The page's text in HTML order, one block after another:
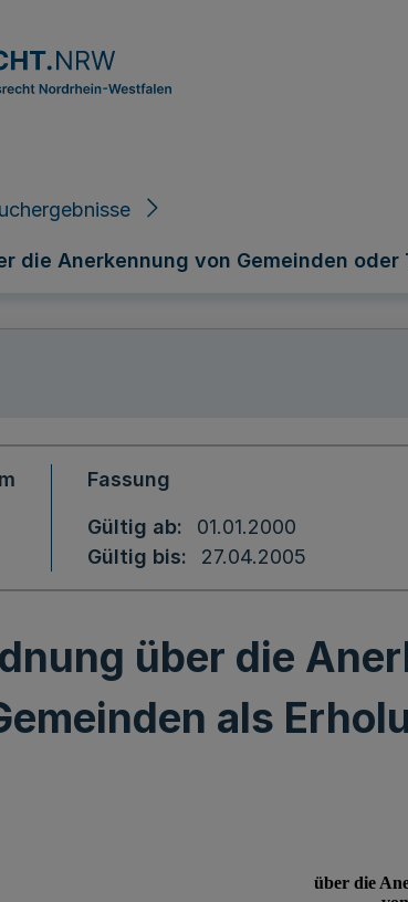
die Anerkennung von Gemeinden
Fassung
Gültig ab
01.01.2000
Gültig bis
27.04.2005
über die
als